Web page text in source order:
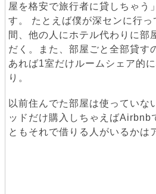
屋を格安で旅行者に貸しちゃう
す。 たとえば僕が深センに行っ
間、他の人にホテル代わりに部
だく。また、部屋ごと全部貸す
あれば1室だけルームシェア的
り。
以前住んでた部屋は使っていな
ッドだけ購入しちゃえばAirbnb
ともそれで借りる人がいるかは